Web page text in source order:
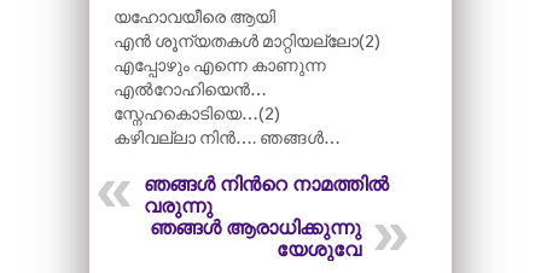
യഹോവയീരെ ആയി
എൻ ശൂന്യതകൾ മാറ്റിയല്ലോ(2)
എപ്പോഴും എന്നെ കാണുന്ന
എൽറോഹിയെൻ…
സ്നേഹകൊടിയെ…(2)
കഴിവല്ലാ നിൻ…. ഞങ്ങൾ…
ഞങ്ങൾ നിന്‍റെ നാമത്തിൽ
വരുന്നു
ഞങ്ങൾ ആരാധിക്കുന്നു
യേശുവേ